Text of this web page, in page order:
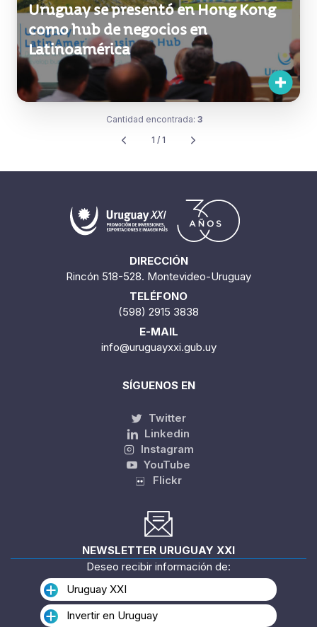
Uruguay se presentó en Hong Kong
como hub de negocios en
Latinoamérica
Cantidad encontrada: 3
1 / 1
DIRECCIÓN
Rincón 518-528. Montevideo-Uruguay
TELÉFONO
(598) 2915 3838
E-MAIL
info@uruguayxxi.gub.uy
SÍGUENOS EN
Twitter
Linkedin
Instagram
YouTube
Flickr
NEWSLETTER URUGUAY XXI
Deseo recibir información de:
Uruguay XXI
Invertir en Uruguay